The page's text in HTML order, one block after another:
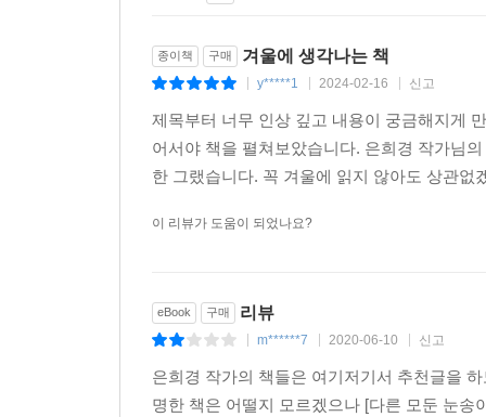
쌓여나간다. ‘눈송이 연작’은 어쩌면, 그 시간의
그것들은 각각 홀로이며 또한 모두인 동시에,
비슷하지만 결국 단 하나의 ‘나’이듯. 각자 비슷
하나의 큰 밤하늘을 만들어 보이듯.
공기를 가득 채우고 있다.
공기가 부드러워지고 땅이 물기를 머금기 시작했
봄을 기다리는 마음 한편, 왠지 아직은 겨울을
종이책 구매 겨울에 생각나는 책
y*****1 2024-02-16 신고
제목부터 너무 인상 깊고 내용이 궁금해지게
어서야 책을 펼쳐보았습니다. 은희경 작가님
한 그랬습니다. 꼭 겨울에 읽지 않아도 상관
이 리뷰가 도움이 되었나요?
eBook 구매 리뷰
m******7 2020-06-10 신고
은희경 작가의 책들은 여기저기서 추천글을
명한 책은 어떨지 모르겠으나 [다른 모둔 눈